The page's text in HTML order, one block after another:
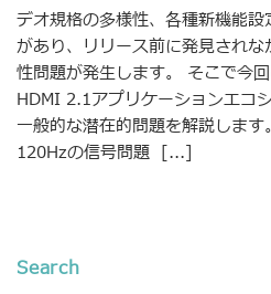
デオ規格の多様性、各種新機能
があり、リリース前に発見され
性問題が発生します。 そこで今
HDMI 2.1アプリケーションエコ
一般的な潜在的問題を解説しま
120Hzの信号問題 [...]
Search